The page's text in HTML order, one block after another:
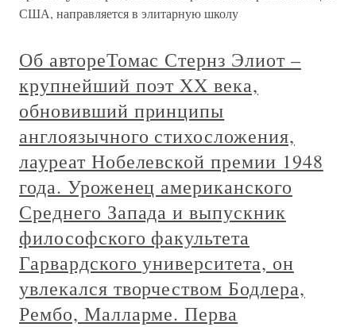
США, направляется в элитарную школу
Об автореТомас Стернз Элиот –
крупнейший поэт XX века,
обновивший принципы
англоязычного стихосложения,
лауреат Нобелевской премии 1948
года. Уроженец американского
Среднего Запада и выпускник
философского факультета
Гарвардского университета, он
увлекался творчеством Бодлера,
Рембо, Малларме. Перва